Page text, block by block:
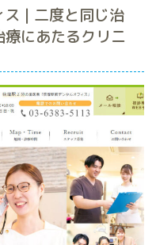
| 二度と同じ治
にあたるクリニ